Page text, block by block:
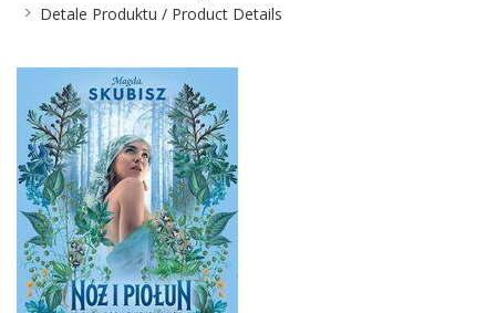
Detale Produktu / Product Details